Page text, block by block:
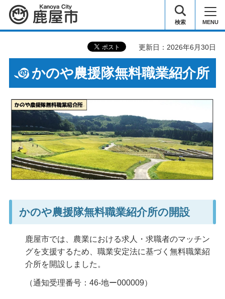
鹿屋市 検索 MENU
更新日：2026年6月30日
かのや農援隊無料職業紹介所
かのや農援隊無料職業紹介所の開設
鹿屋市では、農業における求人・求職者のマッチン
グを支援するため、職業安定法に基づく無料職業紹
介所を開設しました。
（通知受理番号：46-地ー000009）